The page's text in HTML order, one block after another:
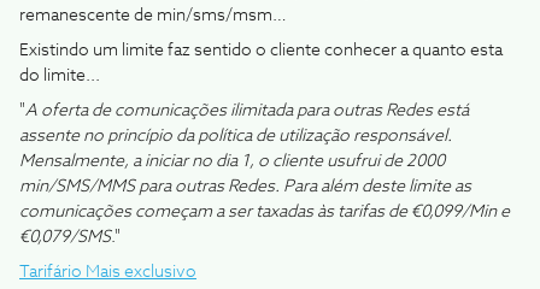
remanescente de min/sms/msm…
Existindo um limite faz sentido o cliente conhecer a quanto esta
do limite...
"A oferta de comunicações ilimitada para outras Redes está
assente no princípio da política de utilização responsável.
Mensalmente, a iniciar no dia 1, o cliente usufrui de 2000
min/SMS/MMS para outras Redes. Para além deste limite as
comunicações começam a ser taxadas às tarifas de €0,099/Min e
€0,079/SMS."
Tarifário Mais exclusivo